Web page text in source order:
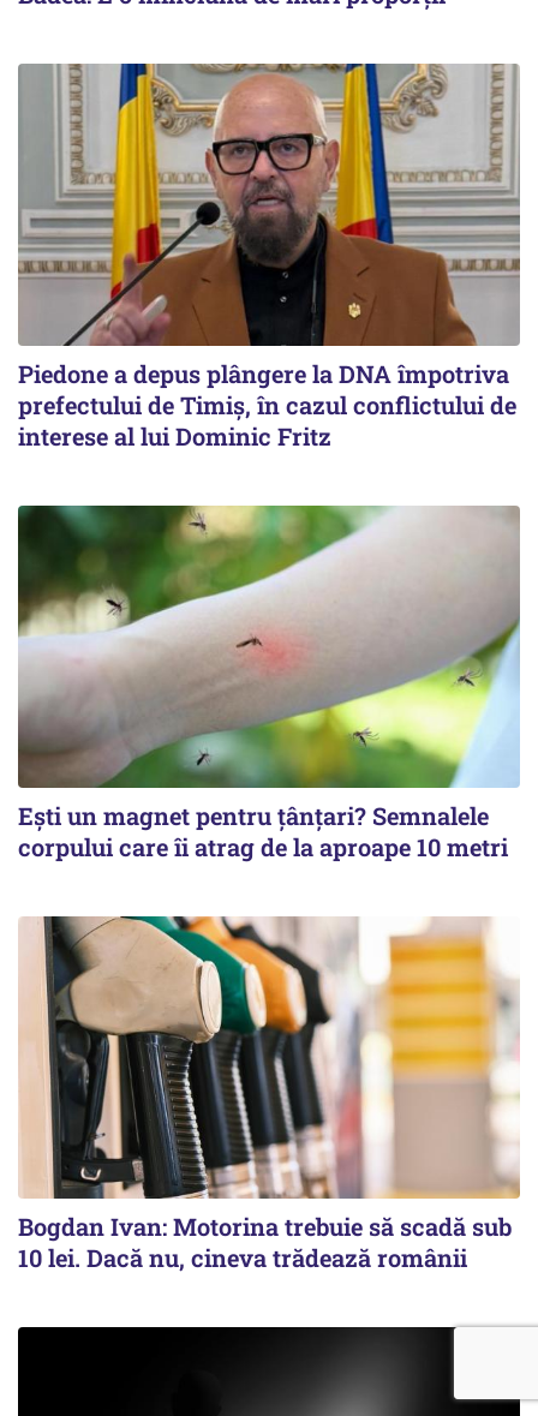
Piedone a depus plângere la DNA împotriva
prefectului de Timiș, în cazul conflictului de
interese al lui Dominic Fritz
Ești un magnet pentru țânțari? Semnalele
corpului care îi atrag de la aproape 10 metri
Bogdan Ivan: Motorina trebuie să scadă sub
10 lei. Dacă nu, cineva trădează românii